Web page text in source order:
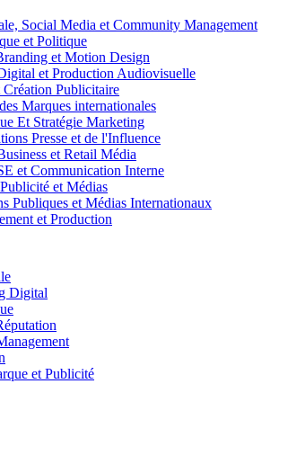
Social Media et Community Management
et Politique
et Motion Design
et Production Audiovisuelle
Publicitaire
Marques internationales
Et Stratégie Marketing
Presse et de l'Influence
et Retail Média
et Communication Interne
et Médias
Publiques et Médias Internationaux
et Production
Digital
et Publicité